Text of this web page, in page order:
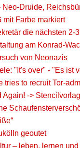
Neo-Druide,
mit Farbe markiert
die nächsten
am Konrad-
von Neonazis
"It's over" - "Es ist
tries to recruit Tor-
Again! ->
geoutet
– leben, lernen